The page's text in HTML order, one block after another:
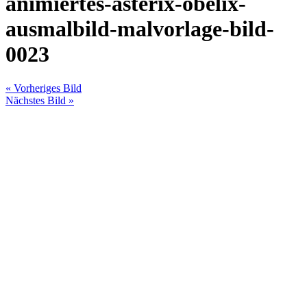
ausmalbild-malvorlage-bild-
0023
« Vorheriges Bild
Nächstes Bild »